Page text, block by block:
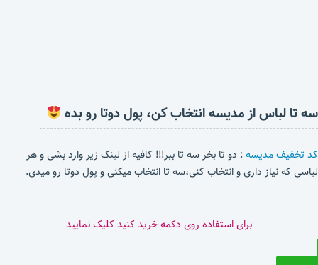
سه تا لباس از مدیسه انتخاب کن، پول دوتا رو بده
کد تخفیف مدیسه: دو تا بخر سه تا ببر!!! کافیه از لینک زیر وارد بشی و هر
لیاسی که نیاز داری و انتخاب کنی،سه تا انتخاب میکنی و پول دوتا رو میدی.
برای استفاده روی دکمه خرید کنید کلیک نمایید